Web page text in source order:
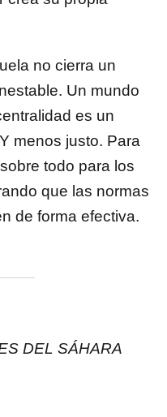
no cierra un
Un mundo
es un
menos justo. Para
todo para los
que las normas
de forma efectiva.
DEL SÁHARA